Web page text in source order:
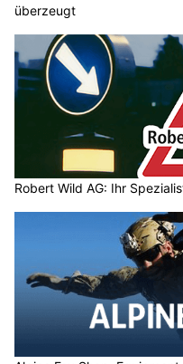
überzeugt
Robert Wild AG: Ihr